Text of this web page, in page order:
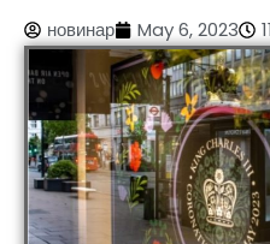
новинар May 6, 2023